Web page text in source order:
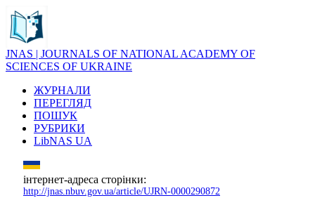
JNAS | JOURNALS OF NATIONAL ACADEMY OF
SCIENCES OF UKRAINE
ЖУРНАЛИ
ПЕРЕГЛЯД
ПОШУК
РУБРИКИ
LibNAS UA
інтернет-адреса сторінки:
http://jnas.nbuv.gov.ua/article/UJRN-0000290872